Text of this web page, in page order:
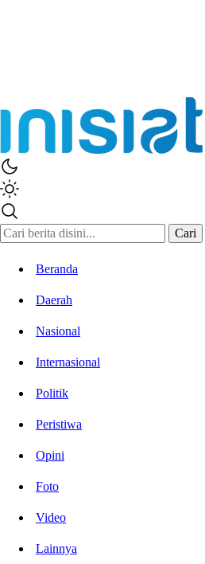
Cari
Beranda
Daerah
Nasional
Internasional
Politik
Peristiwa
Opini
Foto
Video
Lainnya